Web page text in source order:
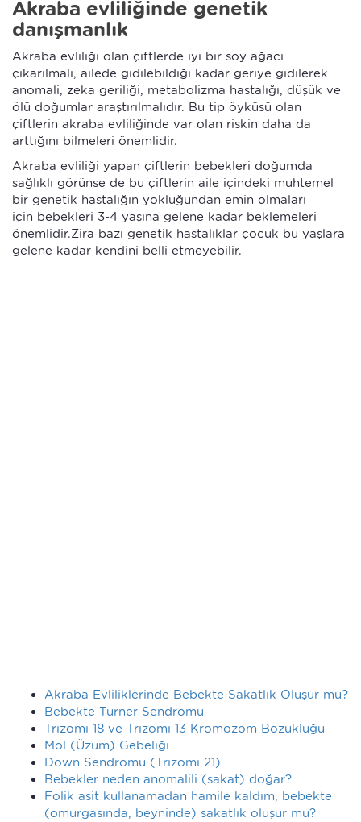
Akraba evliliğinde genetik
danışmanlık
Akraba evliliği olan çiftlerde iyi bir soy ağacı
çıkarılmalı, ailede gidilebildiği kadar geriye gidilerek
anomali, zeka geriliği, metabolizma hastalığı, düşük ve
ölü doğumlar araştırılmalıdır. Bu tip öyküsü olan
çiftlerin akraba evliliğinde var olan riskin daha da
arttığını bilmeleri önemlidir.
Akraba evliliği yapan çiftlerin bebekleri doğumda
sağlıklı görünse de bu çiftlerin aile içindeki muhtemel
bir genetik hastalığın yokluğundan emin olmaları
için bebekleri 3-4 yaşına gelene kadar beklemeleri
önemlidir.Zira bazı genetik hastalıklar çocuk bu yaşlara
gelene kadar kendini belli etmeyebilir.
Akraba Evliliklerinde Bebekte Sakatlık Oluşur mu?
Bebekte Turner Sendromu
Trizomi 18 ve Trizomi 13 Kromozom Bozukluğu
Mol (Üzüm) Gebeliği
Down Sendromu (Trizomi 21)
Bebekler neden anomalili (sakat) doğar?
Folik asit kullanamadan hamile kaldım, bebekte
(omurgasında, beyninde) sakatlık oluşur mu?